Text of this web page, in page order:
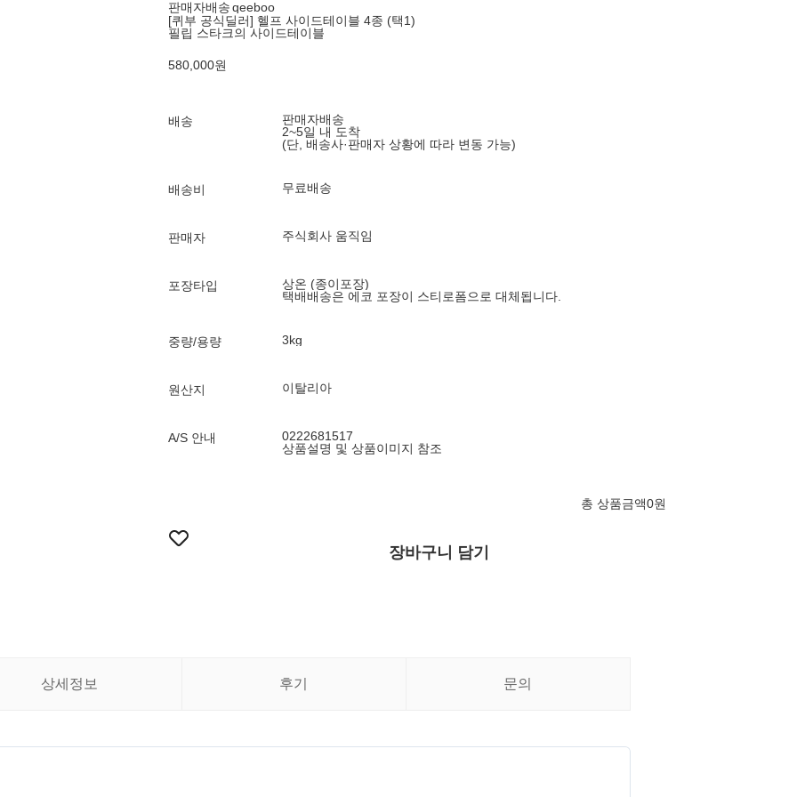
판매자배송qeeboo
[퀴부 공식딜러] 헬프 사이드테이블 4종 (택1)
필립 스타크의 사이드테이블
580,000원
배송
판매자배송
2~5일 내 도착
(단, 배송사·판매자 상황에 따라 변동 가능)
배송비 무료배송
판매자 주식회사 움직임
포장타입
상온 (종이포장)
택배배송은 에코 포장이 스티로폼으로 대체됩니다.
중량/용량 3kg
원산지 이탈리아
A/S 안내
0222681517
상품설명 및 상품이미지 참조
총 상품금액0원
장바구니 담기
상세정보 후기 문의